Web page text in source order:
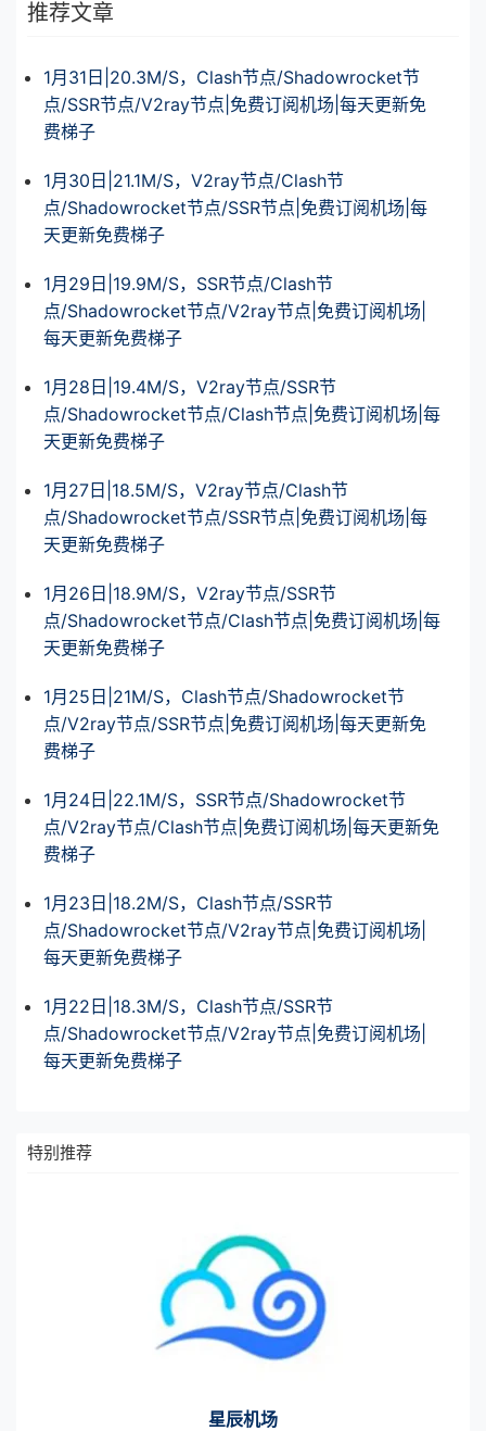
推荐文章
1月31日|20.3M/S，Clash节点/Shadowrocket节
点/SSR节点/V2ray节点|免费订阅机场|每天更新免
费梯子
1月30日|21.1M/S，V2ray节点/Clash节
点/Shadowrocket节点/SSR节点|免费订阅机场|每
天更新免费梯子
1月29日|19.9M/S，SSR节点/Clash节
点/Shadowrocket节点/V2ray节点|免费订阅机场|
每天更新免费梯子
1月28日|19.4M/S，V2ray节点/SSR节
点/Shadowrocket节点/Clash节点|免费订阅机场|每
天更新免费梯子
1月27日|18.5M/S，V2ray节点/Clash节
点/Shadowrocket节点/SSR节点|免费订阅机场|每
天更新免费梯子
1月26日|18.9M/S，V2ray节点/SSR节
点/Shadowrocket节点/Clash节点|免费订阅机场|每
天更新免费梯子
1月25日|21M/S，Clash节点/Shadowrocket节
点/V2ray节点/SSR节点|免费订阅机场|每天更新免
费梯子
1月24日|22.1M/S，SSR节点/Shadowrocket节
点/V2ray节点/Clash节点|免费订阅机场|每天更新免
费梯子
1月23日|18.2M/S，Clash节点/SSR节
点/Shadowrocket节点/V2ray节点|免费订阅机场|
每天更新免费梯子
1月22日|18.3M/S，Clash节点/SSR节
点/Shadowrocket节点/V2ray节点|免费订阅机场|
每天更新免费梯子
特别推荐
星辰机场